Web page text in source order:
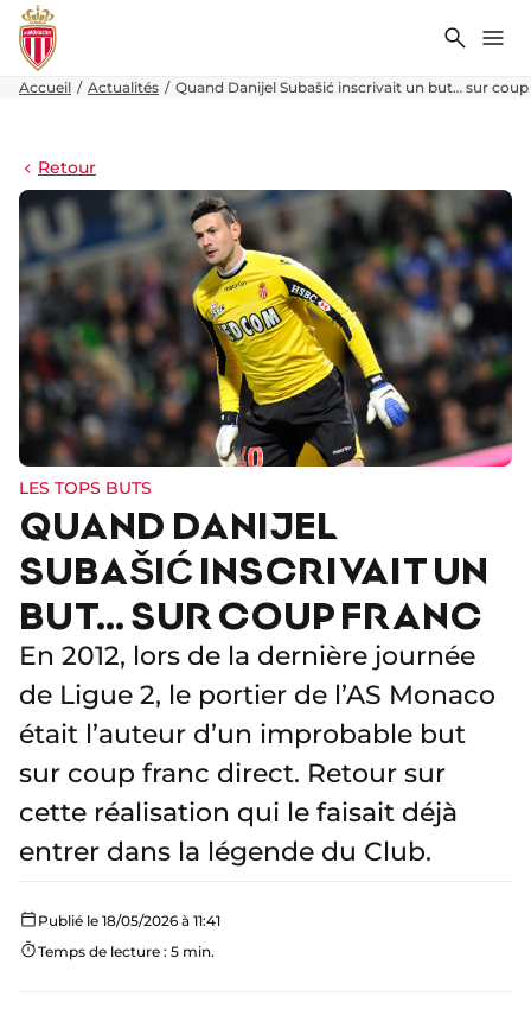
Accueil Actualités Quand Danijel Subašić inscrivait un but… sur
Retour
LES TOPS BUTS
QUAND DANIJEL
SUBAŠIĆ INSCRIVAIT UN
BUT… SUR COUP FRANC
En 2012, lors de la dernière journée
de Ligue 2, le portier de l’AS Monaco
était l’auteur d’un improbable but
sur coup franc direct. Retour sur
cette réalisation qui le faisait déjà
entrer dans la légende du Club.
Publié le 18/05/2026 à 11:41
Temps de lecture : 5 min.